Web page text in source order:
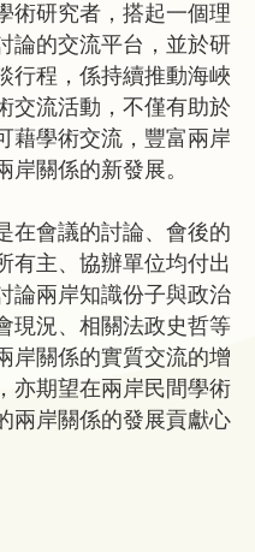
術研究者，搭起一個理
論的交流平台，並於研
行程，係持續推動海峽
交流活動，不僅有助於
藉學術交流，豐富兩岸
關係的新發展。
會議的討論、會後的
有主、協辦單位均付出
論兩岸知識份子與政治
現況、相關法政史哲等
岸關係的實質交流的增
亦期望在兩岸民間學術
兩岸關係的發展貢獻心